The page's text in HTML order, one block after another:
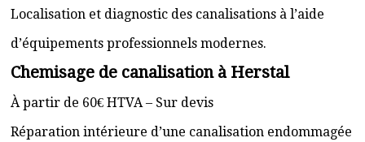
Localisation et diagnostic des canalisations à l’aide
d’équipements professionnels modernes.
Chemisage de canalisation à Herstal
À partir de 60€ HTVA – Sur devis
Réparation intérieure d’une canalisation endommagée